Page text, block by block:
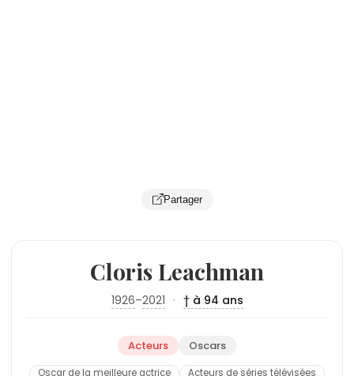
Partager
Cloris Leachman
1926–2021 · † à 94 ans
Acteurs Oscars
Oscar de la meilleure actrice Acteurs de séries télévisées